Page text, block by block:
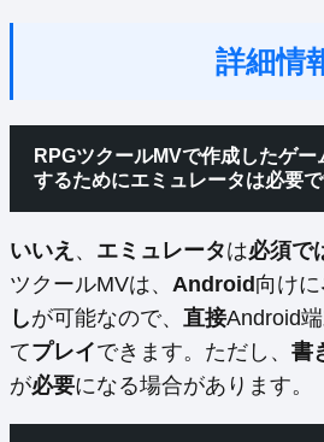
詳細情
RPGツクールMVで作成したゲ
するためにエミュレータは必要
いいえ 、 エミュレータは必須で
ツクールMVは、 Android向けに
しが可能なので、 直接Android
てプレイできます。ただし、 書
が必要になる場合があります。